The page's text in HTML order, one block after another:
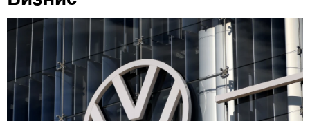
повторно да ги ажурирате со клик на „Прикажи ги
деталите“. Согласноста можете во кој било момент да
ја повлечете без негативни последици.